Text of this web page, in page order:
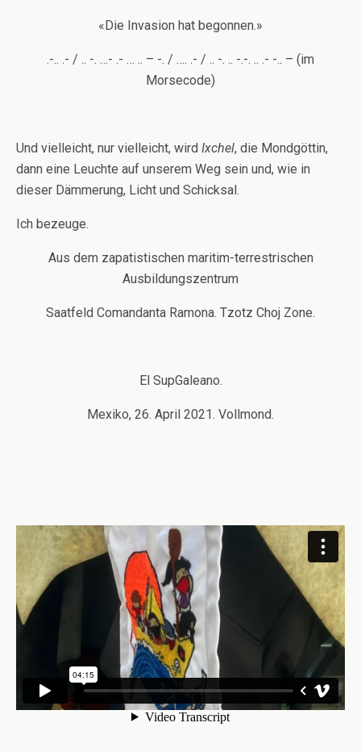
«Die Invasion hat begonnen.»
.-.. .- / .. -. …- .- … .. – -. / …. .- / .. -. .. -.-. .. .- -.. – (im
Morsecode)
Und vielleicht, nur vielleicht, wird Ixchel, die Mondgöttin,
dann eine Leuchte auf unserem Weg sein und, wie in
dieser Dämmerung, Licht und Schicksal.
Ich bezeuge.
Aus dem zapatistischen maritim-terrestrischen
Ausbildungszentrum
Saatfeld Comandanta Ramona. Tzotz Choj Zone.
El SupGaleano.
Mexiko, 26. April 2021. Vollmond.